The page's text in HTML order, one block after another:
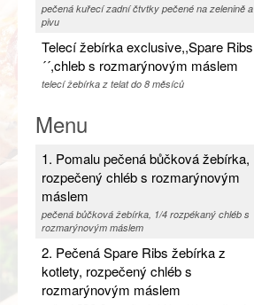
pečená kuřecí zadní čtvtky pečené na zelenině a
pivu
Telecí žebírka exclusive,,Spare Ribs
´´,chleb s rozmarýnovým máslem
telecí žebírka z telat do 8 měsíců
Menu
1. Pomalu pečená bůčková žebírka,
rozpečený chléb s rozmarýnovým
máslem
pečená bůčková žebírka, 1/4 rozpékaný chléb s
rozmarýnovým máslem
2. Pečená Spare Ribs žebírka z
kotlety, rozpečený chléb s
rozmarýnovým máslem